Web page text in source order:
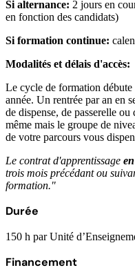
Si alternance: 2 jours en
en fonction des candidats)
Si formation continue:
Modalités et délais d'accès:
Le cycle de formation débute
année. Un rentrée par an en
de dispense, de passerelle ou
même mais le groupe de
de votre parcours vous
Le contrat d'apprentissage
trois mois précédant ou
formation."
Durée
150 h par Unité
Financement